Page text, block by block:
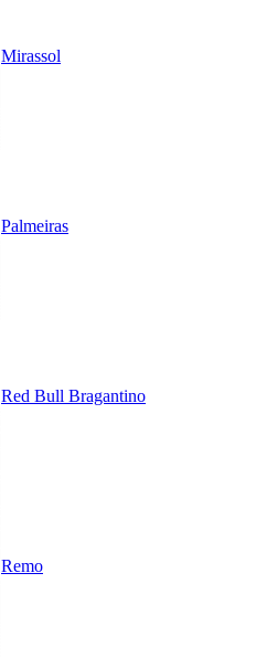
Mirassol
Palmeiras
Red Bull Bragantino
Remo